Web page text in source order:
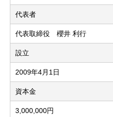
代表者
代表取締役 櫻井 利行
設立
2009年4月1日
資本金
3,000,000円